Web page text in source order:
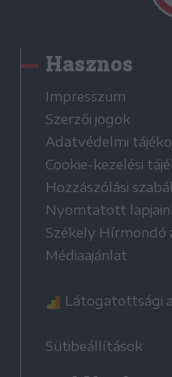
Hasznos
Impresszum
Szerzői jogok
Adatvédelmi
Cookie-kezelési
Hozzászólási
Nyomtatott
Székely Hírmondó
Médiaajánlat
Látogatottsági
Sütibeállítások